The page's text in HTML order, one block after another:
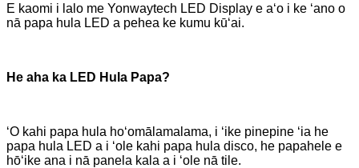
E kaomi i lalo me Yonwaytech LED Display e aʻo i ke ʻano o
nā papa hula LED a pehea ke kumu kūʻai.
He aha ka LED Hula Papa?
ʻO kahi papa hula hoʻomālamalama, i ʻike pinepine ʻia he
papa hula LED a i ʻole kahi papa hula disco, he papahele e
hōʻike ana i nā panela kala a i ʻole nā ​​tile.